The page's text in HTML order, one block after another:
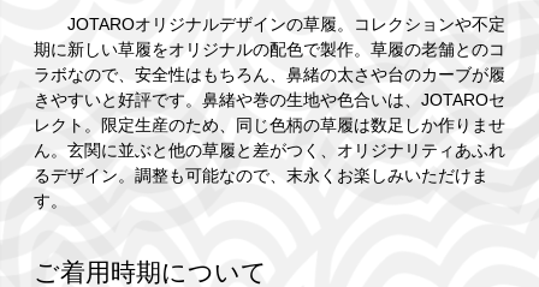
JOTAROオリジナルデザインの草履。コレクションや不定
期に新しい草履をオリジナルの配色で製作。草履の老舗とのコ
ラボなので、安全性はもちろん、鼻緒の太さや台のカーブが履
きやすいと好評です。鼻緒や巻の生地や色合いは、JOTAROセ
レクト。限定生産のため、同じ色柄の草履は数足しか作りませ
ん。玄関に並ぶと他の草履と差がつく、オリジナリティあふれ
るデザイン。調整も可能なので、末永くお楽しみいただけま
す。
ご着用時期について